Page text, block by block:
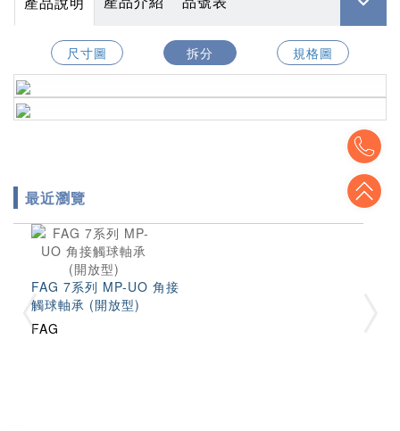
尺寸圖 拆分 規格圖
最近瀏覽
FAG 7系列 MP-UO 角接
觸球軸承 (開放型)
FAG